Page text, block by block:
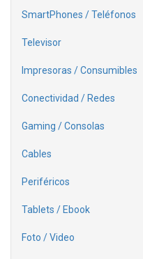
SmartPhones / Teléfonos
Televisor
Impresoras / Consumibles
Conectividad / Redes
Gaming / Consolas
Cables
Periféricos
Tablets / Ebook
Foto / Video